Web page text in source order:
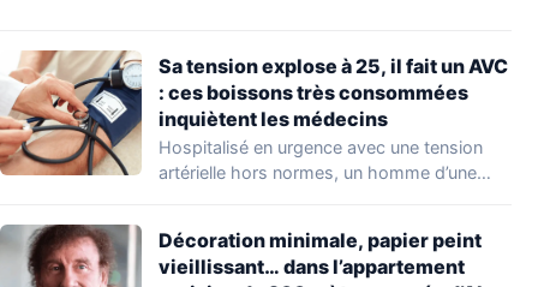
restitution
d’objets
perdus dans le
train
Sa tension explose à 25, il fait un AVC
: ces boissons très consommées
inquiètent les médecins
Hospitalisé en urgence avec une tension
artérielle hors normes, un homme d’une
Décoration minimale, papier peint
vieillissant… dans l’appartement